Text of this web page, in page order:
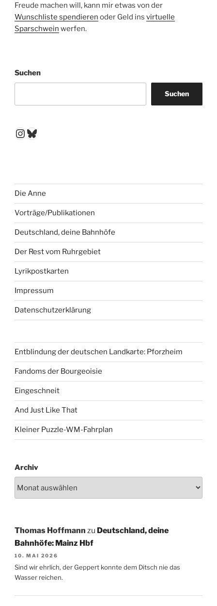
Freude machen will, kann mir etwas von der
Wunschliste spendieren oder Geld ins virtuelle
Sparschwein werfen.
Suchen
Suchen
Instagram
Bluesky
Die Anne
Vorträge/Publikationen
Deutschland, deine Bahnhöfe
Der Rest vom Ruhrgebiet
Lyrikpostkarten
Impressum
Datenschutzerklärung
Entblindung der deutschen Landkarte: Pforzheim
Fandoms der Bourgeoisie
Eingeschneit
And Just Like That
Kleiner Puzzle-WM-Fahrplan
Archiv
Thomas Hoffmann zu Deutschland, deine
Bahnhöfe: Mainz Hbf
10. MAI 2026
Sind wir ehrlich, der Geppert konnte dem Ditsch nie das
Wasser reichen.